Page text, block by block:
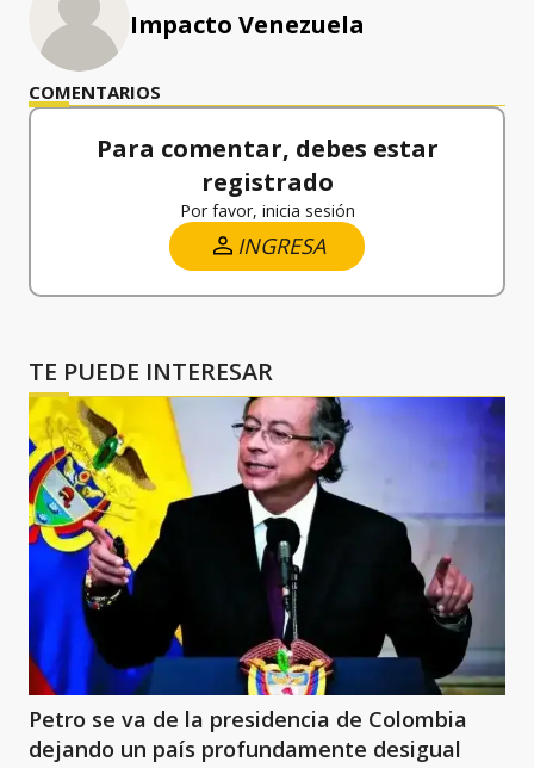
Impacto Venezuela
COMENTARIOS
Para comentar, debes estar
registrado
Por favor, inicia sesión
INGRESA
TE PUEDE INTERESAR
Petro se va de la presidencia de Colombia
dejando un país profundamente desigual